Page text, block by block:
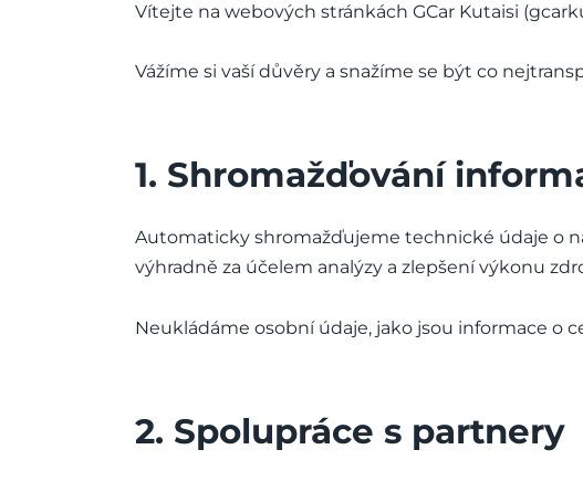
Vítejte na webových stránkách GCar Kutaisi
Vážíme si vaší důvěry a snažíme se být co
1. Shromažďování
Automaticky shromažďujeme technické údaje o
výhradně za účelem analýzy a zlepšení výkonu
Neukládáme osobní údaje, jako jsou informace o
2. Spolupráce s partnery